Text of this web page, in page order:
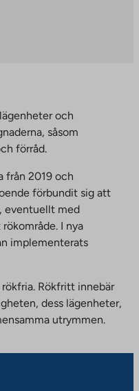
och
såsom
förråd.
från 2019 och
förbundit sig att
eventuellt med
I nya
implementerats
Rökfritt innebär
dess lägenheter,
utrymmen.